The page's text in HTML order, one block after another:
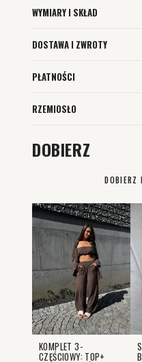
WYMIARY I SKŁAD
DOSTAWA I ZWROTY
PŁATNOŚCI
RZEMIOSŁO
DOBIERZ
KOMPLET 3-
CZĘŚCIOWY: TOP+